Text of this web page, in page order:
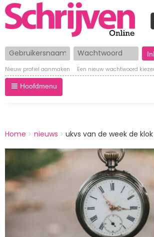
Gebruikersnaam Wachtwoord
Nieuw profiel aanmaken Een nieuw wachtwoord
Hoofdmenu
BREADCRUMBS
You
here:
Home nieuws
ukvs van de week de
Afbeelding